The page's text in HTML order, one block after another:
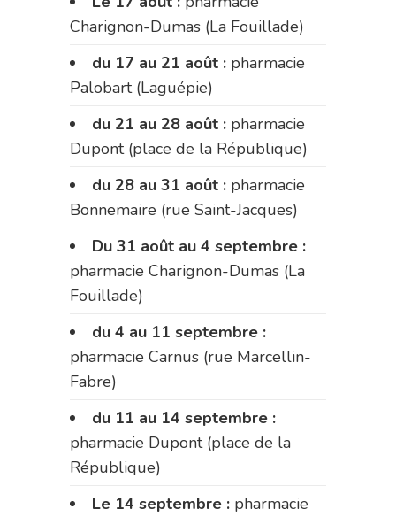
Charignon-Dumas (La Fouillade)
du 17 au 21 août : pharmacie
Palobart (Laguépie)
du 21 au 28 août : pharmacie
Dupont (place de la République)
du 28 au 31 août : pharmacie
Bonnemaire (rue Saint-Jacques)
Du 31 août au 4 septembre :
pharmacie Charignon-Dumas (La
Fouillade)
du 4 au 11 septembre :
pharmacie Carnus (rue Marcellin-
Fabre)
du 11 au 14 septembre :
pharmacie Dupont (place de la
République)
Le 14 septembre : pharmacie